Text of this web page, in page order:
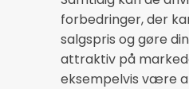
forbedringer, der
salgspris og gøre
attraktiv på
eksempelvis være